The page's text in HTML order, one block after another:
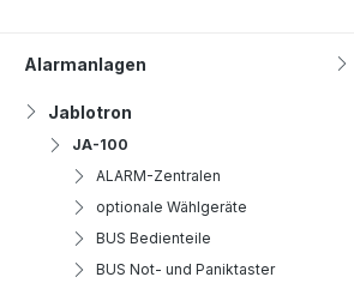
Alarmanlagen
Jablotron
JA-100
ALARM-Zentralen
optionale Wählgeräte
BUS Bedienteile
BUS Not- und Paniktaster